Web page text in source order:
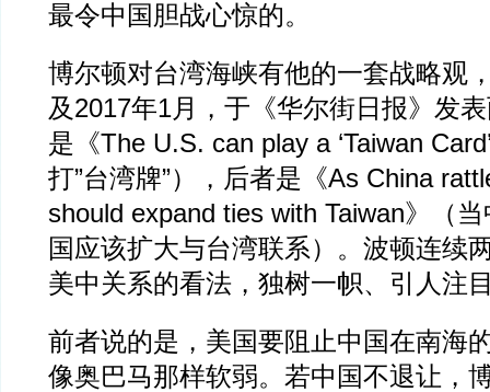
最令中国胆战心惊的。
博尔顿对台湾海峡有他的一套战略观
及2017年1月，于《华尔街日报》发
是《The U.S. can play a ‘Taiwan
打”台湾牌”），后者是《As China
should expand ties with Taiwan》（
国应该扩大与台湾联系）。波顿连续
美中关系的看法，独树一帜、引人注
前者说的是，美国要阻止中国在南海
像奥巴马那样软弱。若中国不退让，